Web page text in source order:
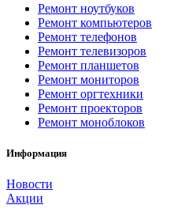
Ремонт ноутбуков
Ремонт компьютеров
Ремонт телефонов
Ремонт телевизоров
Ремонт планшетов
Ремонт мониторов
Ремонт оргтехники
Ремонт проекторов
Ремонт моноблоков
Информация
Новости
Акции